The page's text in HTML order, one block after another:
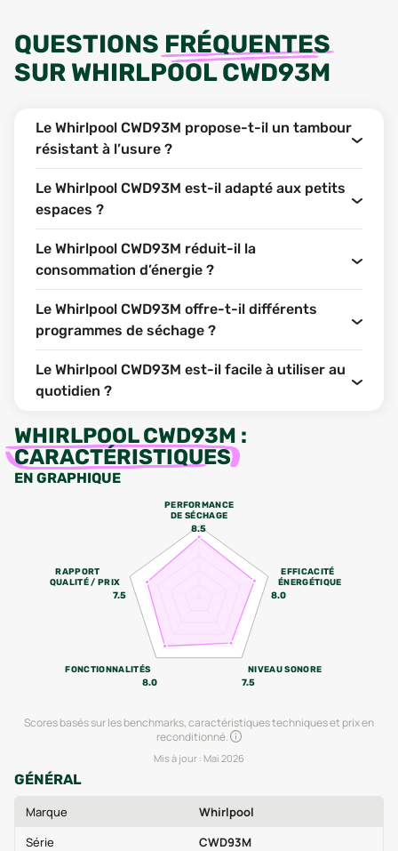
QUESTIONS FRÉQUENTES
SUR WHIRLPOOL CWD93M
Le Whirlpool CWD93M propose-t-il un tambour
résistant à l’usure ?
Le Whirlpool CWD93M est-il adapté aux petits
espaces ?
Le Whirlpool CWD93M réduit-il la
consommation d’énergie ?
Le Whirlpool CWD93M offre-t-il différents
programmes de séchage ?
Le Whirlpool CWD93M est-il facile à utiliser au
quotidien ?
WHIRLPOOL CWD93M :
CARACTÉRISTIQUES
EN GRAPHIQUE
PERFORMANCE
DE SÉCHAGE
8.5
EFFICACITÉ
ÉNERGÉTIQUE
8.0
NIVEAU SONORE
7.5
FONCTIONNALITÉS
8.0
RAPPORT
QUALITÉ / PRIX
7.5
Scores basés sur les benchmarks, caractéristiques techniques et prix en
reconditionné.
Mis à jour : Mai 2026
GÉNÉRAL
Marque
Whirlpool
Série
CWD93M